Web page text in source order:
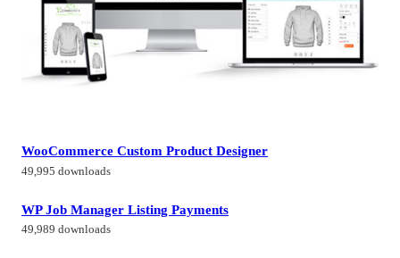
WooCommerce Custom Product Designer
49,995 downloads
WP Job Manager Listing Payments
49,989 downloads